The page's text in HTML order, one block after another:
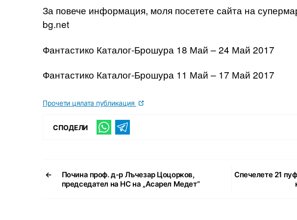
За повече информация, моля посетете сайта на
bg.net
Фантастико Каталог-Брошура 18 Май – 24 Май 2017
Фантастико Каталог-Брошура 11 Май – 17 Май 2017
Прочети цялата публикация
СПОДЕЛИ
←
Почина проф. д-р Лъчезар Цоцорков,
председател на НС на „Асарел­ Медет“
Спечелете 21